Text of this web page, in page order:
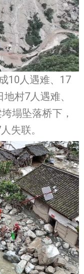
10人遇难、17
村7人遇难、
塌坠落桥下，
失联。